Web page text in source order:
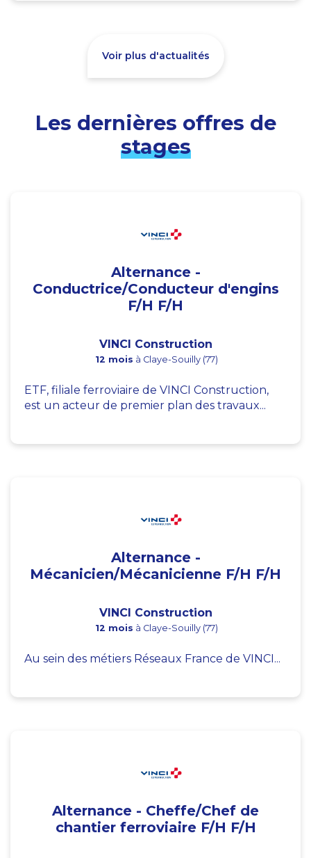
Voir plus d'actualités
Les dernières offres de
stages
Alternance -
Conductrice/Conducteur d'engins
F/H F/H
VINCI Construction
12 mois à Claye-Souilly (77)
ETF, filiale ferroviaire de VINCI Construction,
est un acteur de premier plan des travaux...
Alternance -
Mécanicien/Mécanicienne F/H F/H
VINCI Construction
12 mois à Claye-Souilly (77)
Au sein des métiers Réseaux France de VINCI...
Alternance - Cheffe/Chef de
chantier ferroviaire F/H F/H